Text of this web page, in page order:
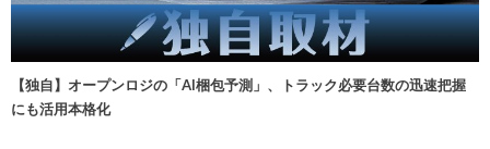
【独自】オープンロジの「AI梱包予測」、トラック必要台数の迅速把握
にも活用本格化